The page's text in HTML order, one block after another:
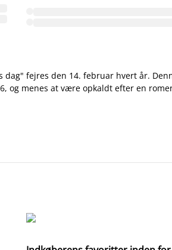
dag" fejres den 14. februar hvert år.
og menes at være opkaldt efter en